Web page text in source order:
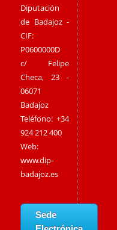
Diputación
de Badajoz -
CIF:
P0600000D
c/ Felipe
Checa, 23 -
06071
Badajoz
Teléfono: +34
924 212 400
Web:
www.dip-
badajoz.es
Sede